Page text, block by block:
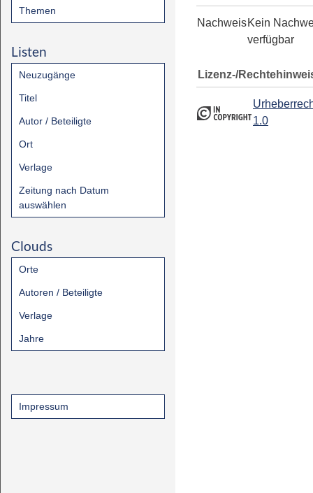
Themen
Listen
Neuzugänge
Titel
Autor / Beteiligte
Ort
Verlage
Zeitung nach Datum
auswählen
Clouds
Orte
Autoren / Beteiligte
Verlage
Jahre
Impressum
NachweisKein
verfügbar
Lizenz-/
1.0